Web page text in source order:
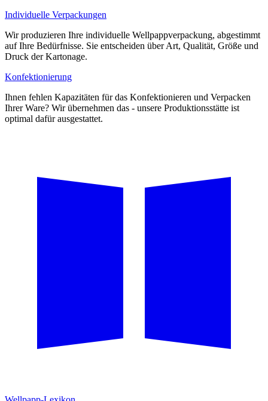
Individuelle Verpackungen
Wir produzieren Ihre individuelle Wellpappverpackung, abgestimmt
auf Ihre Bedürfnisse. Sie entscheiden über Art, Qualität, Größe und
Druck der Kartonage.
Konfektionierung
Ihnen fehlen Kapazitäten für das Konfektionieren und Verpacken
Ihrer Ware? Wir übernehmen das - unsere Produktionsstätte ist
optimal dafür ausgestattet.